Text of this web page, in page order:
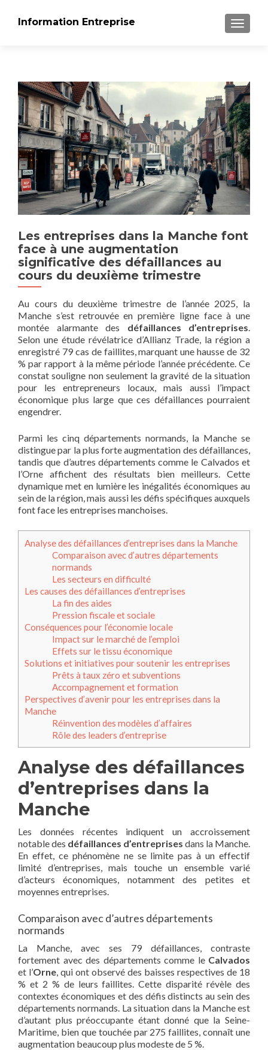
Information Entreprise
Les entreprises dans la Manche font
face à une augmentation
significative des défaillances au
cours du deuxième trimestre
Au cours du deuxième trimestre de l’année 2025, la
Manche s’est retrouvée en première ligne face à une
montée alarmante des défaillances d’entreprises
Selon une étude révélatrice d’Allianz Trade, la région a
enregistré 79 cas de faillites, marquant une hausse de 32
% par rapport à la même période l’année précédente. Ce
constat souligne non seulement la gravité de la situation
pour les entrepreneurs locaux, mais aussi l’impact
économique plus large que ces défaillances pourraient
engendrer.
Parmi les cinq départements normands, la Manche se
distingue par la plus forte augmentation des défaillances,
tandis que d’autres départements comme le Calvados et
l’Orne affichent des résultats bien meilleurs. Cette
dynamique met en lumière les inégalités économiques au
sein de la région, mais aussi les défis spécifiques auxquels
font face les entreprises manchoises.
Analyse des défaillances d’entreprises dans la Manche
Comparaison avec d’autres départements
normands
Les secteurs en difficulté
Les causes des défaillances d’entreprises
La fin des aides
Pression fiscale et sociale
Conséquences pour l’économie locale
Impact sur le marché de l’emploi
Effets sur le tissu économique
Solutions et initiatives pour soutenir les entreprises
Prêts à taux zéro et subventions
Accompagnement et formation
Perspectives d’avenir pour les entreprises dans la
Manche
Réinvention des modèles d’affaires
Rôle des leaders d’entreprise
Analyse des défaillances
d’entreprises dans la
Manche
Les données récentes indiquent un accroissement
notable des défaillances d’entreprises dans la Manche.
En effet, ce phénomène ne se limite pas à un effectif
limité d’entreprises, mais touche un ensemble varié
d’acteurs économiques, notamment des petites et
moyennes entreprises.
Comparaison avec d’autres départements
normands
La Manche, avec ses 79 défaillances, contraste
fortement avec des départements comme le Calvados
et l’Orne, qui ont observé des baisses respectives de 18
% et 2 % de leurs faillites. Cette disparité révèle des
contextes économiques et des défis distincts au sein des
départements normands. La situation dans la Manche est
d’autant plus préoccupante étant donné que la Seine-
Maritime, bien que touchée par 275 faillites, connaît une
augmentation beaucoup plus modeste de 5 %.